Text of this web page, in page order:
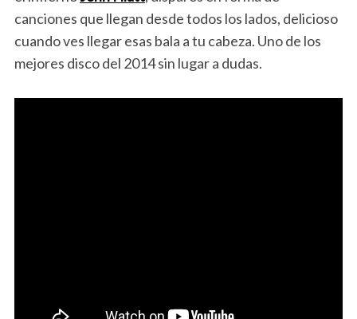
canciones que llegan desde todos los lados, delicioso
cuando ves llegar esas bala a tu cabeza. Uno de los
mejores disco del 2014 sin lugar a dudas.